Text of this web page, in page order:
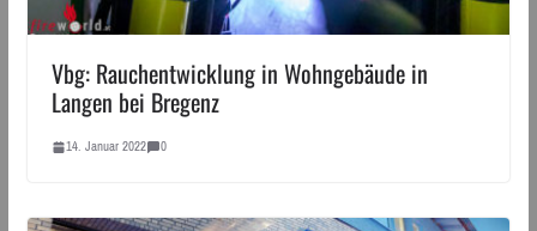
Vbg: Rauchentwicklung in Wohngebäude in
Langen bei Bregenz
14. Januar 2022 0